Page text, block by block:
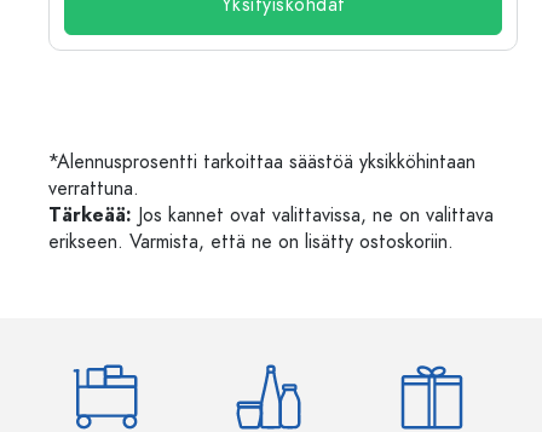
*Alennusprosentti tarkoittaa säästöä yksikköhintaan
verrattuna.
Tärkeää: Jos kannet ovat valittavissa, ne on valittava
erikseen. Varmista, että ne on lisätty ostoskoriin.